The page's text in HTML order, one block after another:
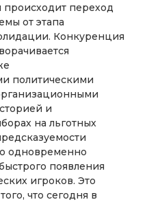
происходит переход
от этапа
Конкуренция
политическими
и
на льготных
одновременно
появления
игроков. Это
что сегодня в